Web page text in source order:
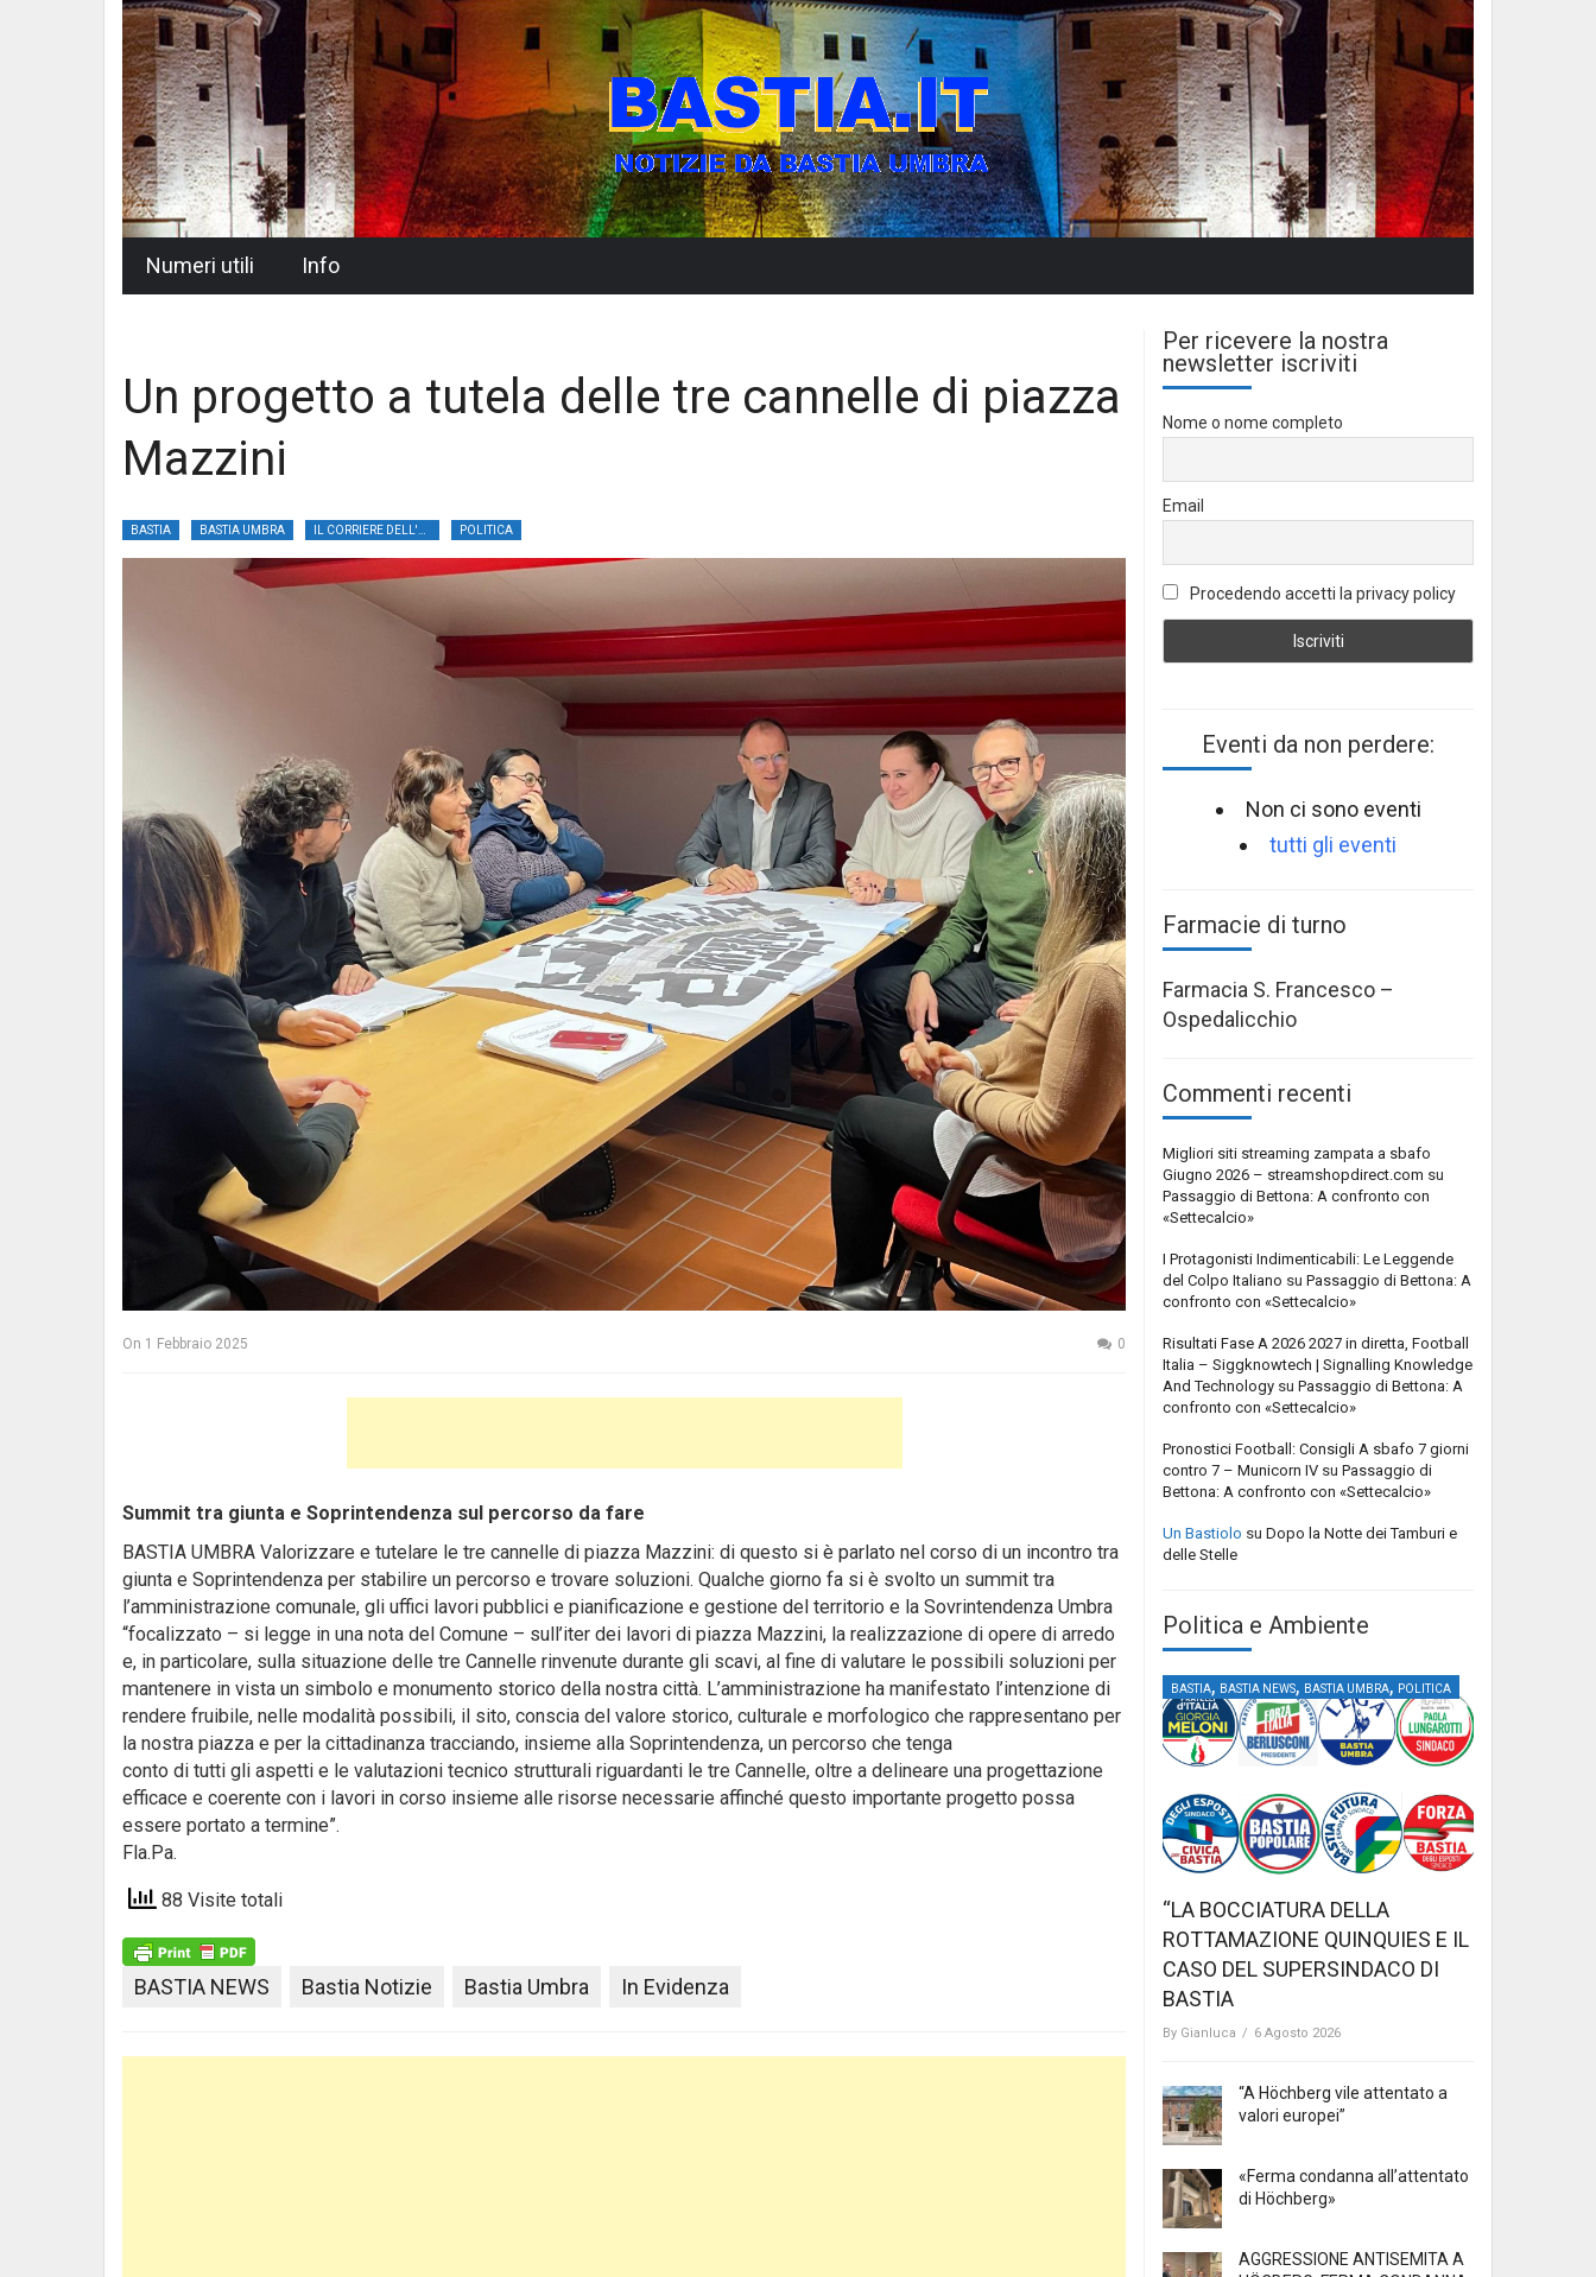
Numeri utili Info
Un progetto a tutela delle tre cannelle di piazza
Mazzini
BASTIA BASTIA UMBRA POLITICA
On 1 Febbraio 2025 0
Summit tra giunta e Soprintendenza sul percorso da fare
BASTIA UMBRA Valorizzare e tutelare le tre cannelle di piazza Mazzini: di questo si è parlato nel corso di un incontro tra
giunta e Soprintendenza per stabilire un percorso e trovare soluzioni. Qualche giorno fa si è svolto un summit tra
l’amministrazione comunale, gli uffici lavori pubblici e pianificazione e gestione del territorio e la Sovrintendenza Umbra
“focalizzato – si legge in una nota del Comune – sull’iter dei lavori di piazza Mazzini, la realizzazione di opere di arredo
e, in particolare, sulla situazione delle tre Cannelle rinvenute durante gli scavi, al fine di valutare le possibili soluzioni per
mantenere in vista un simbolo e monumento storico della nostra città. L’amministrazione ha manifestato l’intenzione di
rendere fruibile, nelle modalità possibili, il sito, conscia del valore storico, culturale e morfologico che rappresentano per
la nostra piazza e per la cittadinanza tracciando, insieme alla Soprintendenza, un percorso che tenga
conto di tutti gli aspetti e le valutazioni tecnico strutturali riguardanti le tre Cannelle, oltre a delineare una progettazione
efficace e coerente con i lavori in corso insieme alle risorse necessarie affinché questo importante progetto possa
essere portato a termine”.
Fla.Pa.
88 Visite totali
BASTIA NEWS Bastia Notizie Bastia Umbra In Evidenza
Per ricevere la nostra
newsletter iscriviti
Nome o nome completo
Email
Procedendo accetti la privacy policy
Eventi da non perdere:
Non ci sono eventi
tutti gli eventi
Farmacie di turno
Farmacia S. Francesco –
Ospedalicchio
Commenti recenti
Migliori siti streaming zampata a sbafo
Giugno 2026 – streamshopdirect.com su
Passaggio di Bettona: A confronto con
«Settecalcio»
I Protagonisti Indimenticabili: Le Leggende
del Colpo Italiano su Passaggio di Bettona: A
confronto con «Settecalcio»
Risultati Fase A 2026 2027 in diretta, Football
Italia – Siggknowtech | Signalling Knowledge
And Technology su Passaggio di Bettona: A
confronto con «Settecalcio»
Pronostici Football: Consigli A sbafo 7 giorni
contro 7 – Municorn IV su Passaggio di
Bettona: A confronto con «Settecalcio»
Un Bastiolo su Dopo la Notte dei Tamburi e
delle Stelle
Politica e Ambiente
BASTIA, BASTIA NEWS, BASTIA UMBRA, POLITICA
“LA BOCCIATURA DELLA
ROTTAMAZIONE QUINQUIES E IL
CASO DEL SUPERSINDACO DI
BASTIA
By Gianluca / 6 Agosto 2026
“A Höchberg vile attentato a
valori europei”
«Ferma condanna all’attentato
di Höchberg»
AGGRESSIONE ANTISEMITA A